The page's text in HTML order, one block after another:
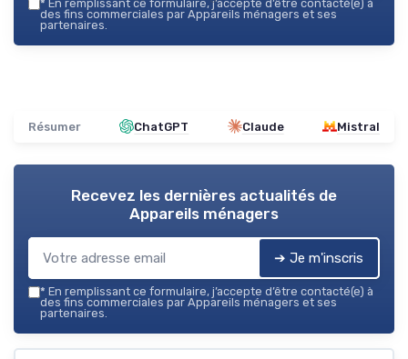
* En remplissant ce formulaire, j’accepte d’être contacté(e) à
des fins commerciales par Appareils ménagers et ses
partenaires.
Résumer ChatGPT Claude Mistral
Recevez les dernières actualités de
Appareils ménagers
➔ Je m'inscris
* En remplissant ce formulaire, j’accepte d’être contacté(e) à
des fins commerciales par Appareils ménagers et ses
partenaires.